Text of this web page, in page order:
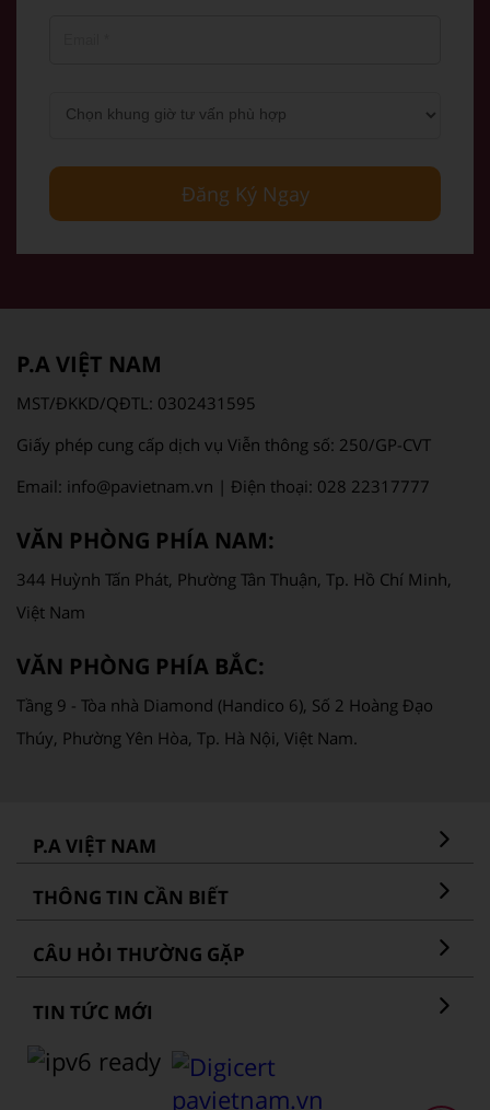
Đăng Ký Ngay
P.A VIỆT NAM
MST/ĐKKD/QĐTL: 0302431595
Giấy phép cung cấp dịch vụ Viễn thông số: 250/GP-CVT
Email: info@pavietnam.vn | Điện thoại: 028 22317777
VĂN PHÒNG PHÍA NAM:
344 Huỳnh Tấn Phát, Phường Tân Thuận, Tp. Hồ Chí Minh,
Việt Nam
VĂN PHÒNG PHÍA BẮC:
Tầng 9 - Tòa nhà Diamond (Handico 6), Số 2 Hoàng Đạo
Thúy, Phường Yên Hòa, Tp. Hà Nội, Việt Nam.
P.A VIỆT NAM
THÔNG TIN CẦN BIẾT
CÂU HỎI THƯỜNG GẶP
TIN TỨC MỚI